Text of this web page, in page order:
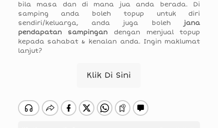
bila masa dan di mana jua anda berada. Di
samping anda boleh topup untuk diri
sendiri/keluarga, anda juga boleh jana
pendapatan sampingan dengan menjual topup
kepada sahabat & kenalan anda. Ingin maklumat
lanjut?
Klik Di Sini